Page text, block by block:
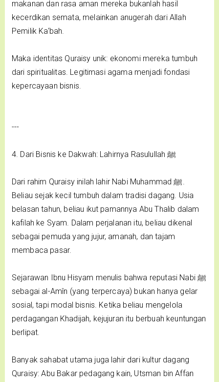
makanan dan rasa aman mereka bukanlah hasil
kecerdikan semata, melainkan anugerah dari Allah
Pemilik Ka‘bah.
Maka identitas Quraisy unik: ekonomi mereka tumbuh
dari spiritualitas. Legitimasi agama menjadi fondasi
kepercayaan bisnis.
---
4. Dari Bisnis ke Dakwah: Lahirnya Rasulullah ﷺ
Dari rahim Quraisy inilah lahir Nabi Muhammad ﷺ.
Beliau sejak kecil tumbuh dalam tradisi dagang. Usia
belasan tahun, beliau ikut pamannya Abu Thalib dalam
kafilah ke Syam. Dalam perjalanan itu, beliau dikenal
sebagai pemuda yang jujur, amanah, dan tajam
membaca pasar.
Sejarawan Ibnu Hisyam menulis bahwa reputasi Nabi ﷺ
sebagai al-Amîn (yang terpercaya) bukan hanya gelar
sosial, tapi modal bisnis. Ketika beliau mengelola
perdagangan Khadijah, kejujuran itu berbuah keuntungan
berlipat.
Banyak sahabat utama juga lahir dari kultur dagang
Quraisy: Abu Bakar pedagang kain, Utsman bin Affan